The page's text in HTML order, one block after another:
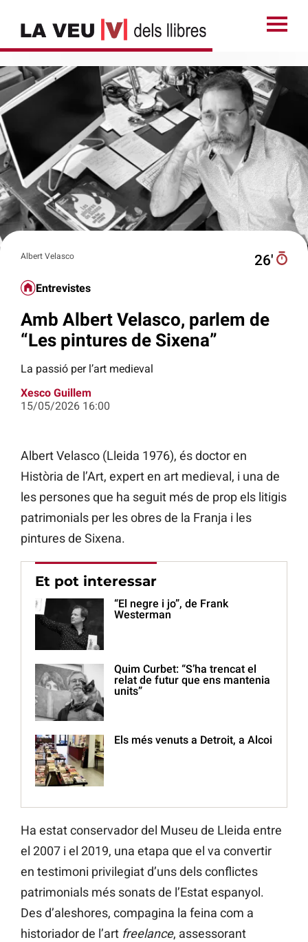
Albert Velasco 26′
Entrevistes
Amb Albert Velasco, parlem de
“Les pintures de Sixena”
La passió per l’art medieval
Xesco Guillem
15/05/2026 16:00
Albert Velasco (Lleida 1976), és doctor en
Història de l’Art, expert en art medieval, i una de
les persones que ha seguit més de prop els litigis
patrimonials per les obres de la Franja i les
pintures de Sixena.
Et pot interessar
“El negre i jo”, de Frank
Westerman
Quim Curbet: “S’ha trencat el
relat de futur que ens mantenia
units”
Els més venuts a Detroit, a Alcoi
Ha estat conservador del Museu de Lleida entre
el 2007 i el 2019, una etapa que el va convertir
en testimoni privilegiat d’uns dels conflictes
patrimonials més sonats de l’Estat espanyol.
Des d’aleshores, compagina la feina com a
historiador de l’art freelance, assessorant